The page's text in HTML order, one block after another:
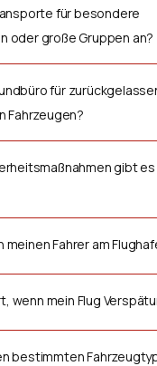
für besondere
oder große Gruppen an?
für
Fahrzeugen?
gibt
meinen Fahrer am
wenn mein Flug
bestimmten